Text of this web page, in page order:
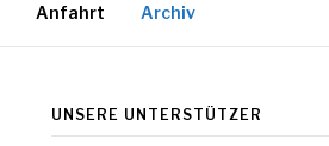
Anfahrt Archiv
UNSERE UNTERSTÜTZER